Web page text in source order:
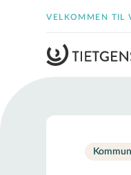
VELKOMMEN TIL